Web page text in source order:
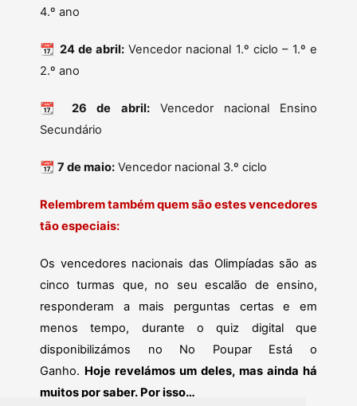
4.º ano
📆 24 de abril: Vencedor nacional 1.º ciclo – 1.º e
2.º ano
📆 26 de abril:Vencedor nacional Ensino
Secundário
📆 7 de maio: Vencedor nacional 3.º ciclo
Relembrem também quem são estes vencedores
tão especiais:
Os vencedores nacionais das Olimpíadas são as
cinco turmas que, no seu escalão de ensino,
responderam a mais perguntas certas e em
menos tempo, durante o quiz digital que
disponibilizámos no No Poupar Está o
Ganho. Hoje revelámos um deles, mas ainda há
muitos por saber. Por isso…